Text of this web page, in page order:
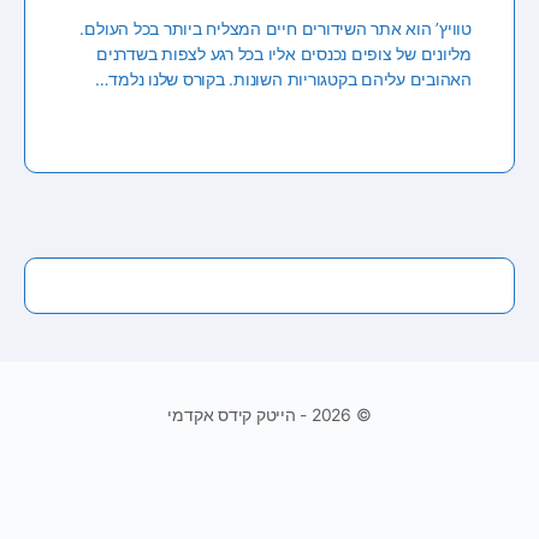
טוויץ’ הוא אתר השידורים חיים המצליח ביותר בכל העולם.
מליונים של צופים נכנסים אליו בכל רגע לצפות בשדרנים
האהובים עליהם בקטגוריות השונות. בקורס שלנו נלמד…
© 2026 - הייטק קידס אקדמי